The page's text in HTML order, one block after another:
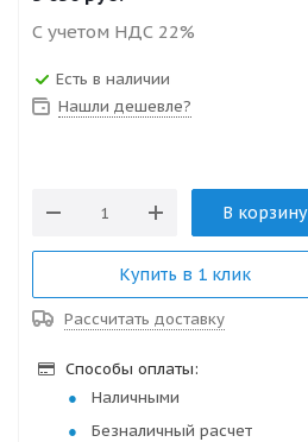
С учетом НДС 22%
Есть в наличии
Нашли дешевле?
В корзину
Купить в 1 клик
Рассчитать доставку
Способы оплаты:
Наличными
Безналичный расчет